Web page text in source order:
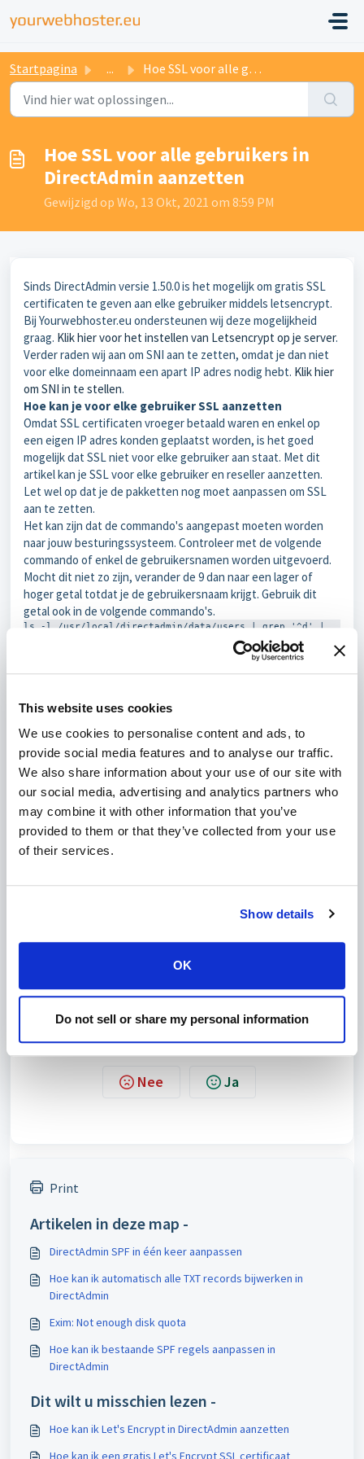
This website uses cookies
We use cookies to personalise content and ads, to
provide social media features and to analyse our traffic.
We also share information about your use of our site with
our social media, advertising and analytics partners who
may combine it with other information that you’ve
provided to them or that they’ve collected from your use
of their services.
Show details
OK
Do not sell or share my personal information
Startpagina ... Hoe SSL voor alle gebruikers in DirectAdmin aanzetten
Hoe SSL voor alle gebruikers in
DirectAdmin aanzetten
Gewijzigd op Wo, 13 Okt, 2021 om 8:59 PM
Sinds DirectAdmin versie 1.50.0 is het mogelijk om gratis SSL
certificaten te geven aan elke gebruiker middels letsencrypt.
Bij Yourwebhoster.eu ondersteunen wij deze mogelijkheid
graag. Klik hier voor het instellen van Letsencrypt op je server.
Verder raden wij aan om SNI aan te zetten, omdat je dan niet
voor elke domeinnaam een apart IP adres nodig hebt. Klik hier
om SNI in te stellen.
Hoe kan je voor elke gebruiker SSL aanzetten
Omdat SSL certificaten vroeger betaald waren en enkel op
een eigen IP adres konden geplaatst worden, is het goed
mogelijk dat SSL niet voor elke gebruiker aan staat. Met dit
artikel kan je SSL voor elke gebruiker en reseller aanzetten.
Let wel op dat je de pakketten nog moet aanpassen om SSL
aan te zetten.
Het kan zijn dat de commando's aangepast moeten worden
naar jouw besturingssysteem. Controleer met de volgende
commando of enkel de gebruikersnamen worden uitgevoerd.
Mocht dit niet zo zijn, verander de 9 dan naar een lager of
hoger getal totdat je de gebruikersnaam krijgt. Gebruik dit
getal ook in de volgende commando's.
ls -l /usr/local/directadmin/data/users | grep '^d' |
/usr/local/directadmin/data/users/"$9"/user.conf ")}'
Schakel SSL in voor elke reseller
ls -l /usr/local/directadmin/data/users | grep '^d' |
awk '{system("sed -i 's/ssl=OFF/ssl=ON/g'
")}'
Opmerking:De reseller commando kan een fout uitvoeren
zoals "sed: can't read username/reseller.conf: No such file or
directory". Dit is niet erg omdat de commando voor elke
SSL is nu voor elke gebruiker aangezet. Wel moet elke
letsencrypt een limiet hanteert van 10 registraties per 3 uur
per IP adres, is het niet mogelijk om voor iedereen alvast een
Was dit artikel nuttig?
Nee Ja
Print
Artikelen in deze map -
DirectAdmin SPF in één keer aanpassen
Hoe kan ik automatisch alle TXT records bijwerken in
DirectAdmin
Exim: Not enough disk quota
Hoe kan ik bestaande SPF regels aanpassen in
DirectAdmin
Dit wilt u misschien lezen -
Hoe kan ik Let's Encrypt in DirectAdmin aanzetten
Hoe kan ik een gratis Let's Encrypt SSL certificaat